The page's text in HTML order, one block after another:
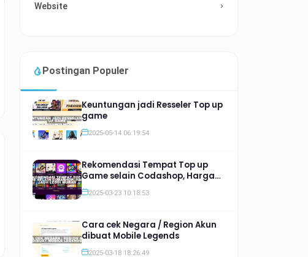
Website
Postingan Populer
Keuntungan jadi Resseler Top up
game
2025-05-14 06:19:54
Rekomendasi Tempat Top up
Game selain Codashop, Harga
Jauh lebih Murah
2025-03-23 10:18:53
Cara cek Negara / Region Akun
dibuat Mobile Legends
2025-03-18 18:26:49